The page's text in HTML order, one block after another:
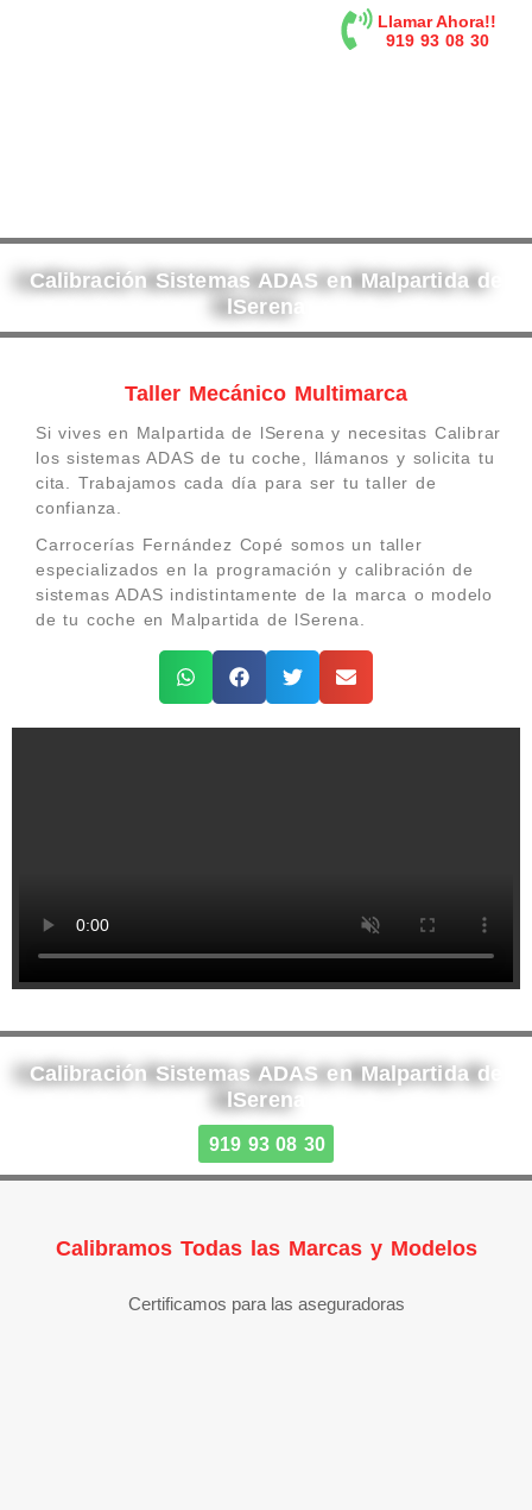
Llamar Ahora!!
919 93 08 30
Calibración Sistemas ADAS en Malpartida de
lSerena
Taller Mecánico Multimarca
Si vives en Malpartida de lSerena y necesitas Calibrar
los sistemas ADAS de tu coche, llámanos y solicita tu
cita. Trabajamos cada día para ser tu taller de
confianza.
Carrocerías Fernández Copé somos un taller
especializados en la programación y calibración de
sistemas ADAS indistintamente de la marca o modelo
de tu coche en Malpartida de lSerena.
Calibración Sistemas ADAS en Malpartida de
lSerena
919 93 08 30
Calibramos Todas las Marcas y Modelos
Certificamos para las aseguradoras